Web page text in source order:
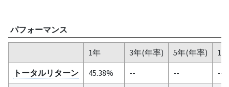
パフォーマンス
1年 3年(年率) 5年(年率)
10
トータルリターン
45.38% -- --
--